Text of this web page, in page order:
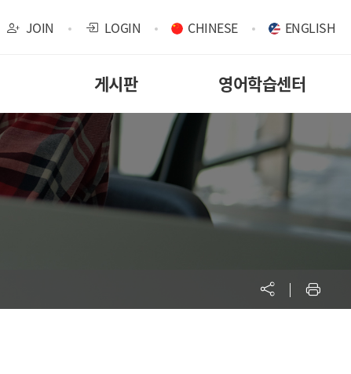
JOIN LOGIN CHINESE ENGLISH
게시판 영어학습센터